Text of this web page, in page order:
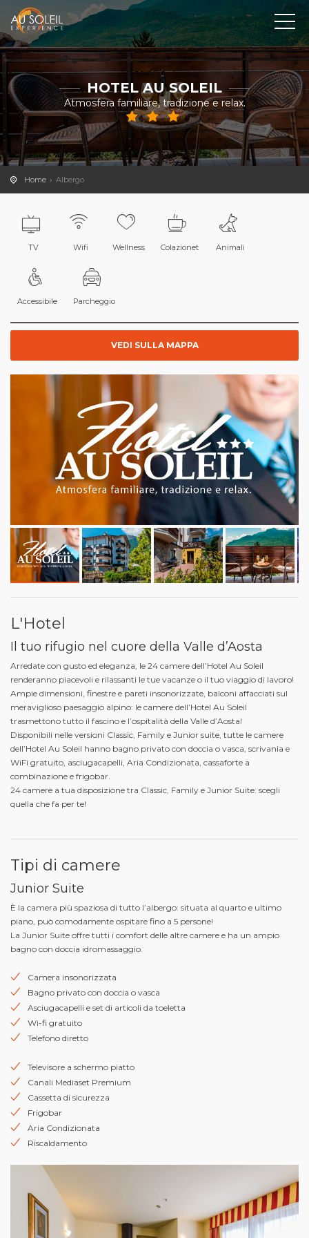
HOTEL AU SOLEIL
Atmosfera familiare, tradizione e relax.
Home Albergo
TV Wifi Wellness Colazionet Animali
Accessibile Parcheggio
VEDI SULLA MAPPA
L'Hotel
Il tuo rifugio nel cuore della Valle d’Aosta
Arredate con gusto ed eleganza, le 24 camere dell’Hotel Au Soleil
renderanno piacevoli e rilassanti le tue vacanze o il tuo viaggio di lavoro!
Ampie dimensioni, finestre e pareti insonorizzate, balconi affacciati sul
meraviglioso paesaggio alpino: le camere dell’Hotel Au Soleil
trasmettono tutto il fascino e l’ospitalità della Valle d’Aosta!
Disponibili nelle versioni Classic, Family e Junior suite, tutte le camere
dell’Hotel Au Soleil hanno bagno privato con doccia o vasca, scrivania e
WiFi gratuito, asciugacapelli, Aria Condizionata, cassaforte a
combinazione e frigobar.
24 camere a tua disposizione tra Classic, Family e Junior Suite: scegli
quella che fa per te!
Tipi di camere
Junior Suite
È la camera più spaziosa di tutto l’albergo: situata al quarto e ultimo
piano, può comodamente ospitare fino a 5 persone!
La Junior Suite offre tutti i comfort delle altre camere e ha un ampio
bagno con doccia idromassaggio.
Camera insonorizzata
Bagno privato con doccia o vasca
Asciugacapelli e set di articoli da toeletta
Wi-fi gratuito
Telefono diretto
Televisore a schermo piatto
Canali Mediaset Premium
Cassetta di sicurezza
Frigobar
Aria Condizionata
Riscaldamento